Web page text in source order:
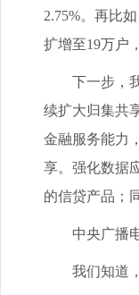
2.75%。再比
扩增至19万户
下一步，我
续扩大归集共
金融服务能力
享。强化数据
的信贷产品；
中央广播电
我们知道，